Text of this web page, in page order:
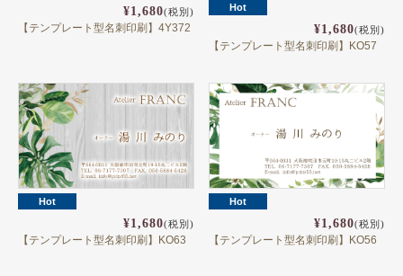
¥1,680(税別)
【テンプレート型名刺印刷】4Y372
Hot
¥1,680(税別)
【テンプレート型名刺印刷】KO57
Hot
¥1,680(税別)
【テンプレート型名刺印刷】KO63
Hot
¥1,680(税別)
【テンプレート型名刺印刷】KO56